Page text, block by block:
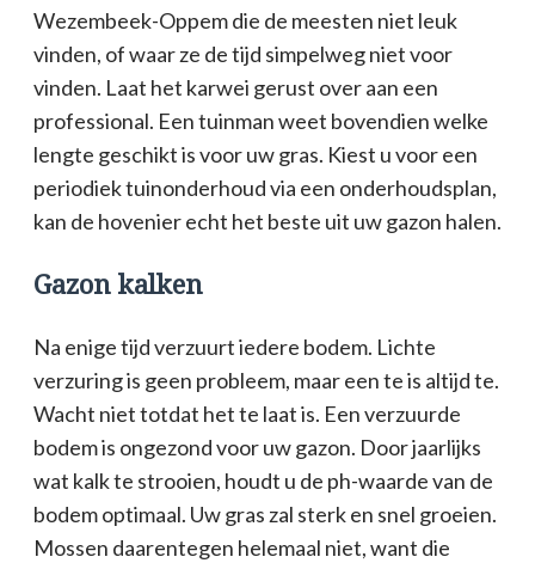
Wezembeek-Oppem die de meesten niet leuk
vinden, of waar ze de tijd simpelweg niet voor
vinden. Laat het karwei gerust over aan een
professional. Een tuinman weet bovendien welke
lengte geschikt is voor uw gras. Kiest u voor een
periodiek tuinonderhoud via een onderhoudsplan,
kan de hovenier echt het beste uit uw gazon halen.
Gazon kalken
Na enige tijd verzuurt iedere bodem. Lichte
verzuring is geen probleem, maar een te is altijd te.
Wacht niet totdat het te laat is. Een verzuurde
bodem is ongezond voor uw gazon. Door jaarlijks
wat kalk te strooien, houdt u de ph-waarde van de
bodem optimaal. Uw gras zal sterk en snel groeien.
Mossen daarentegen helemaal niet, want die